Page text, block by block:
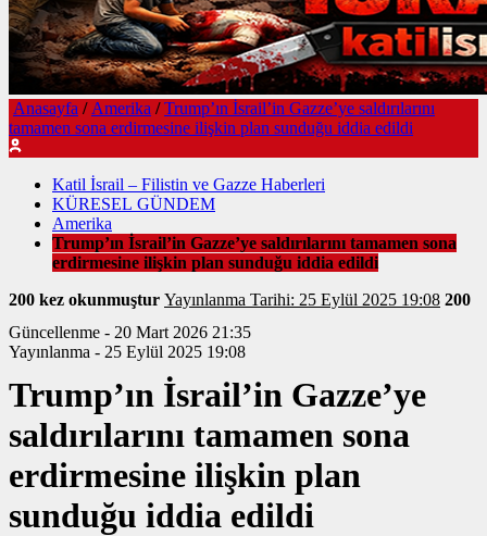
Anasayfa / Amerika / Trump’ın İsrail’in Gazze’ye saldırılarını
tamamen sona erdirmesine ilişkin plan sunduğu iddia edildi
Katil İsrail – Filistin ve Gazze Haberleri
KÜRESEL GÜNDEM
Amerika
Trump’ın İsrail’in Gazze’ye saldırılarını tamamen sona
erdirmesine ilişkin plan sunduğu iddia edildi
200 kez okunmuştur
Yayınlanma Tarihi: 25 Eylül 2025 19:08 200
Güncellenme - 20 Mart 2026 21:35
Yayınlanma - 25 Eylül 2025 19:08
Trump’ın İsrail’in Gazze’ye
saldırılarını tamamen sona
erdirmesine ilişkin plan
sunduğu iddia edildi